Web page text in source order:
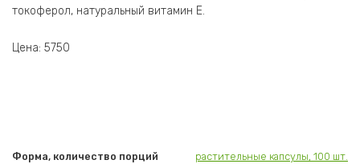
токоферол, натуральный витамин Е.
Цена: 5750
Форма, количество порций растительные капсулы, 100 шт.